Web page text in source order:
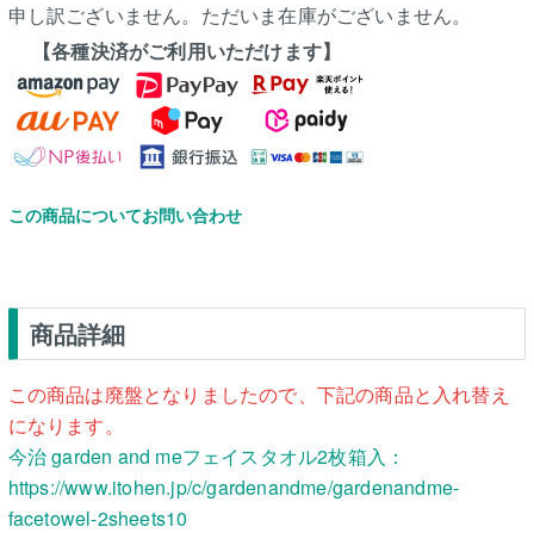
申し訳ございません。ただいま在庫がございません。
【各種決済がご利用いただけます】
この商品についてお問い合わせ
商品詳細
この商品は廃盤となりましたので、下記の商品と入れ替え
になります。
今治 garden and meフェイスタオル2枚箱入：
https://www.itohen.jp/c/gardenandme/gardenandme-
facetowel-2sheets10